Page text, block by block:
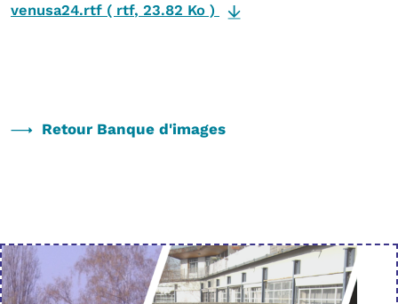
venusa24.rtf ( rtf, 23.82 Ko )
Retour Banque d'images